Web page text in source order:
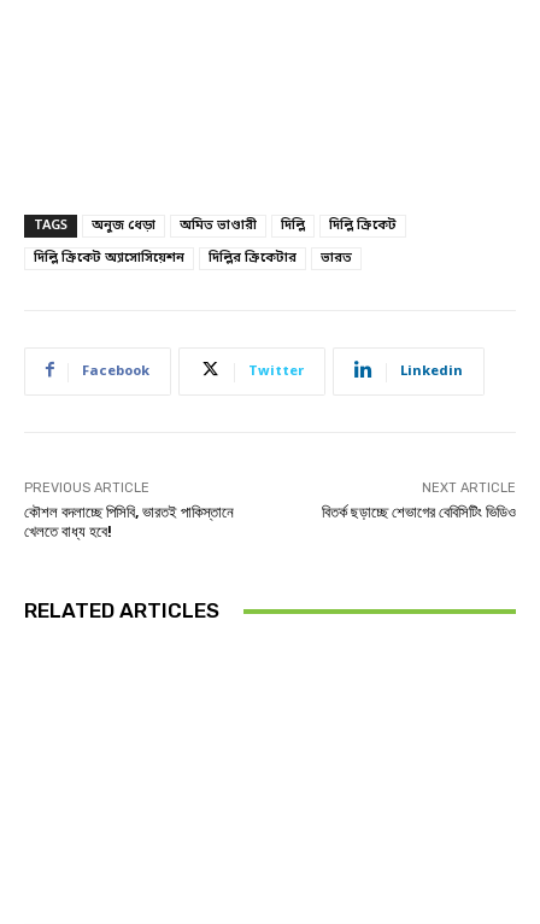
TAGS অনুজ ধেড়া অমিত ভাণ্ডারী দিল্লি
দিল্লি ক্রিকেট
দিল্লি ক্রিকেট অ্যাসোসিয়েশন
দিল্লির ক্রিকেটার ভারত
Facebook Twitter Linkedin
PREVIOUS ARTICLE
কৌশল বদলাচ্ছে পিসিবি, ভারতই পাকিস্তানে
খেলতে বাধ্য হবে!
NEXT ARTICLE
বিতর্ক ছড়াচ্ছে শেভাগের বেবিসিটিং ভিডিও
RELATED ARTICLES